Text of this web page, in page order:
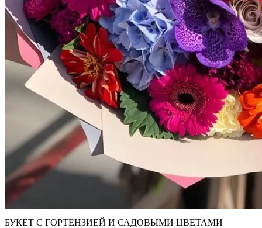
БУКЕТ С ГОРТЕНЗИЕЙ И САДОВЫМИ ЦВЕТАМИ